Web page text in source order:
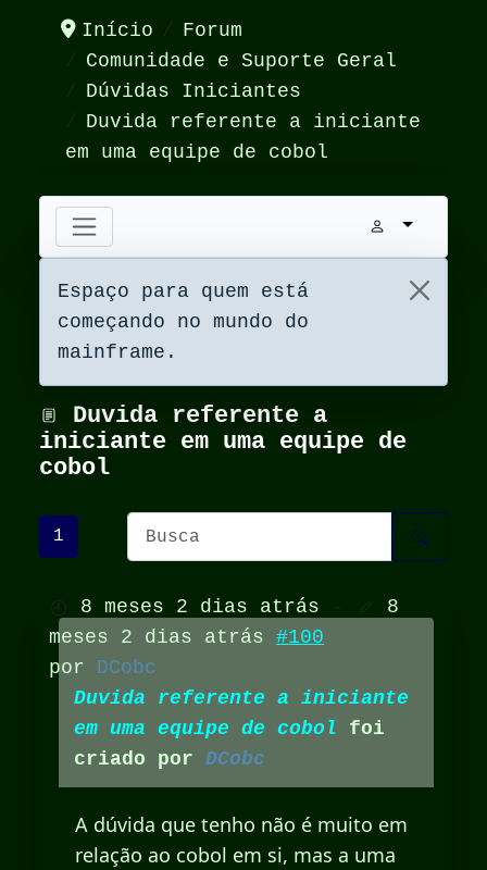
Início
Forum
Comunidade e Suporte Geral
Dúvidas Iniciantes
Duvida referente a iniciante
em uma equipe de cobol
Espaço para quem está
começando no mundo do
mainframe.
Duvida referente a
iniciante em uma equipe de
cobol
1
8 meses 2 dias atrás -
8
meses 2 dias atrás #100
por DCobc
Duvida referente a iniciante
em uma equipe de cobol foi
criado por DCobc
A dúvida que tenho não é muito em
relação ao cobol em si, mas a uma